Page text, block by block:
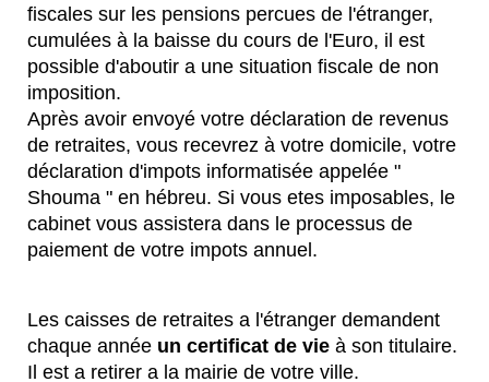
fiscales sur les pensions percues de l'étranger,
cumulées à la baisse du cours de l'Euro, il est
possible d'aboutir a une situation fiscale de non
imposition.
Après avoir envoyé votre déclaration de revenus
de retraites, vous recevrez à votre domicile, votre
déclaration d'impots informatisée appelée "
Shouma " en hébreu. Si vous etes imposables, le
cabinet vous assistera dans le processus de
paiement de votre impots annuel.
Les caisses de retraites a l'étranger demandent
chaque année un certificat de vie à son titulaire.
Il est a retirer a la mairie de votre ville.